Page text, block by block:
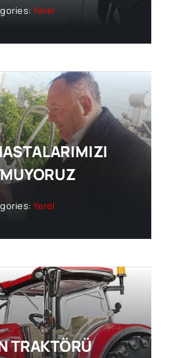
Yerel
Yerel
TRAKTÖRÜ